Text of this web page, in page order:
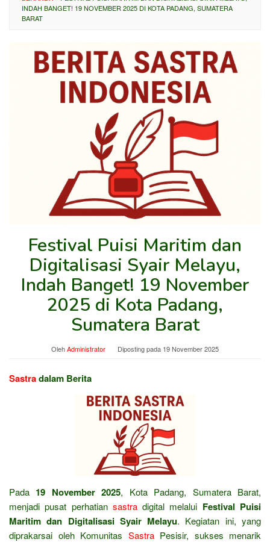
INDAH BANGET! 19 NOVEMBER 2025 DI KOTA PADANG, SUMATERA
BARAT
Festival Puisi Maritim dan
Digitalisasi Syair Melayu,
Indah Banget! 19 November
2025 di Kota Padang,
Sumatera Barat
OlehAdministrator Diposting pada 19 November 2025
Sastradalam Berita
Pada 19 November 2025, Kota Padang, Sumatera Barat,
menjadi pusat perhatian sastradigital melalui Festival Puisi
Maritim dan Digitalisasi Syair Melayu. Kegiatan ini, yang
diprakarsai oleh Komunitas SastraPesisir, sukses menarik